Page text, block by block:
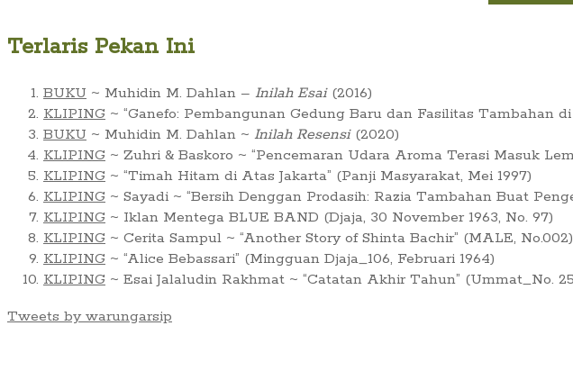
Terlaris Pekan Ini
BUKU ~ Muhidin M. Dahlan – Inilah Esai(2016)
KLIPING ~ “Ganefo: Pembangunan Gedung Baru dan Fasilitas Tambahan
BUKU ~ Muhidin M. Dahlan ~ Inilah Resensi(2020)
KLIPING ~ Zuhri & Baskoro ~ “Pencemaran Udara Aroma Terasi Masuk
KLIPING ~ “Timah Hitam di Atas Jakarta” (Panji Masyarakat, Mei 1997)
KLIPING ~ Sayadi ~ “Bersih Denggan Prodasih: Razia Tambahan Buat
KLIPING ~ Iklan Mentega BLUE BAND (Djaja, 30 November 1963, No. 97)
KLIPING ~ Cerita Sampul ~ “Another Story of Shinta Bachir” (MALE, No.002)
KLIPING ~ “Alice Bebassari” (Mingguan Djaja_106, Februari 1964)
KLIPING ~ Esai Jalaludin Rakhmat ~ “Catatan Akhir Tahun” (Ummat_No.
Tweets by warungarsip